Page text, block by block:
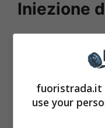
Iniezione
subito un vero
Pensate solo
versioni più
fuoristrada.it
use your